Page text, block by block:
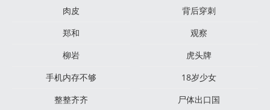
肉皮
背后穿刺
郑和
观察
柳岩
虎头牌
手机内存不够
18岁少女
整整齐齐
尸体出口国